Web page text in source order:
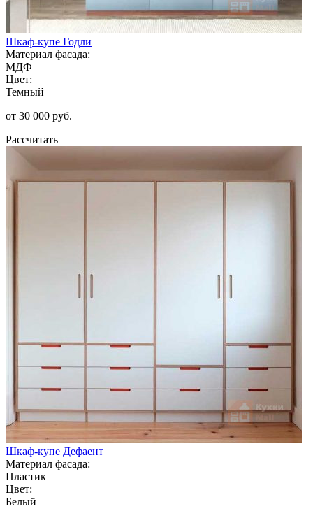
Шкаф-купе Годли
Материал фасада:
МДФ
Цвет:
Темный
от 30 000 руб.
Рассчитать
Шкаф-купе Дефаент
Материал фасада:
Пластик
Цвет:
Белый